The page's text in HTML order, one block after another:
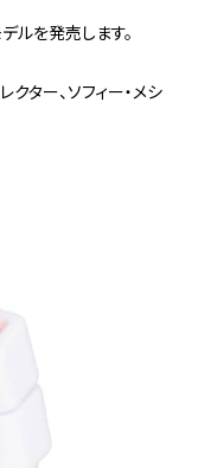
ルを発売します。
ター、ソフィー・メシ